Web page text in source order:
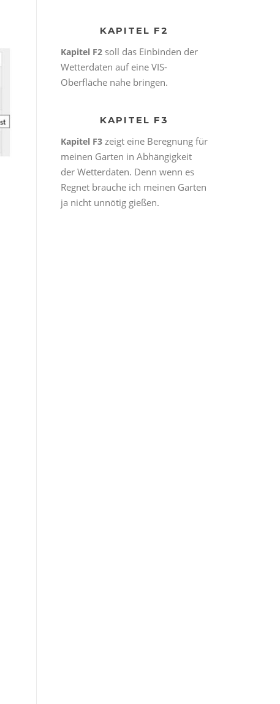
KAPITEL F2
Kapitel F2 soll das Einbinden der
Wetterdaten auf eine VIS-
Oberfläche nahe bringen.
KAPITEL F3
Kapitel F3 zeigt eine Beregnung für
meinen Garten in Abhängigkeit
der Wetterdaten. Denn wenn es
Regnet brauche ich meinen Garten
ja nicht unnötig gießen.